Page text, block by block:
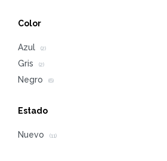
Color
Azul (2)
Gris (2)
Negro (6)
Estado
Nuevo (11)